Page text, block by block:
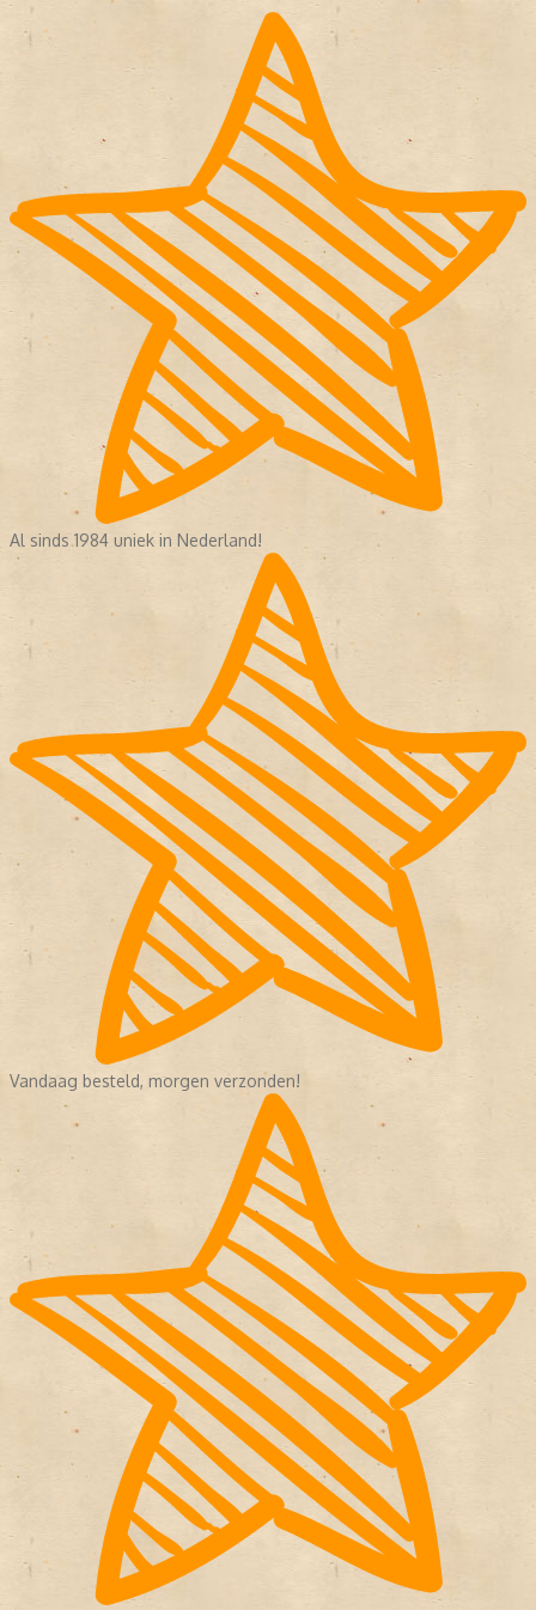
Al sinds 1984 uniek in Nederland!
Vandaag besteld, morgen verzonden!